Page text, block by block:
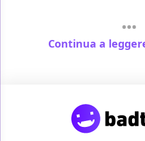
Continua a